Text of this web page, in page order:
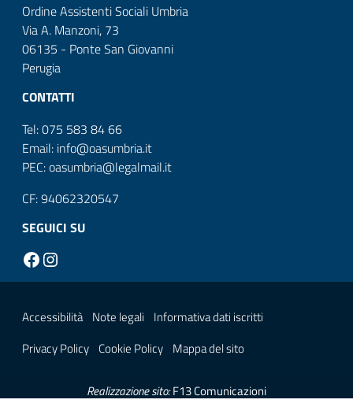
Ordine Assistenti Sociali Umbria
Via A. Manzoni, 73
06135 - Ponte San Giovanni
Perugia
CONTATTI
Tel: 075 583 84 66
Email: info@oasumbria.it
PEC: oasumbria@legalmail.it
CF: 94062320547
SEGUICI SU
Facebook
Sezione Link Utili
Accessibilità Note legali
Informativa dati iscritti
Privacy Policy Cookie Policy Mappa del sito
Realizzazione sito:F13 Comunicazioni